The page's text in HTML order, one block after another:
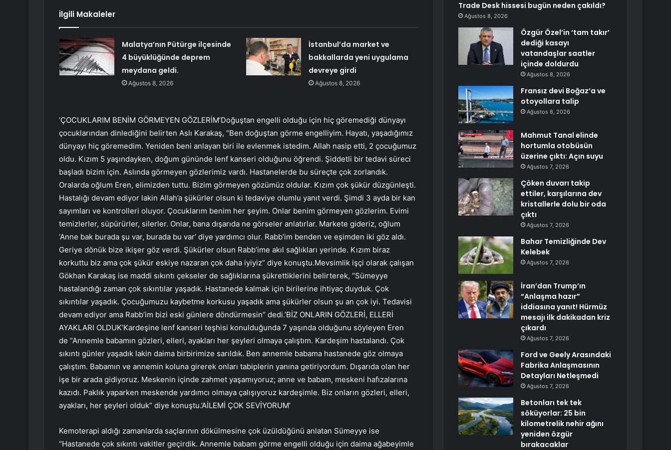
İlgili Makaleler
Malatya’nın Pütürge ilçesinde
4 büyüklüğünde deprem
meydana geldi.
Ağustos 8, 2026
İstanbul’da market ve
bakkallarda yeni uygulama
devreye girdi
Ağustos 8, 2026
‘ÇOCUKLARIM BENİM GÖRMEYEN GÖZLERİM’Doğuştan engelli olduğu için hiç göremediği dünyayı
çocuklarından dinlediğini belirten Aslı Karakaş, “Ben doğuştan görme engelliyim. Hayatı, yaşadığımız
dünyayı hiç göremedim. Yeniden beni anlayan biri ile evlenmek istedim. Allah nasip etti, 2 çocuğumuz
oldu. Kızım 5 yaşındayken, doğum gününde lenf kanseri olduğunu öğrendi. Şiddetli bir tedavi süreci
başladı bizim için. Aslında görmeyen gözlerimiz vardı. Hastanelerde bu süreçte çok zorlandık.
Oralarda oğlum Eren, elimizden tuttu. Bizim görmeyen gözümüz oldular. Kızım çok şükür düzgünleşti.
Hastalığı devam ediyor lakin Allah’a şükürler olsun ki tedaviye olumlu yanıt verdi. Şimdi 3 ayda bir kan
sayımları ve kontrolleri oluyor. Çocuklarım benim her şeyim. Onlar benim görmeyen gözlerim. Evimi
temizlerler, süpürürler, silerler. Onlar, bana dışarıda ne görseler anlatırlar. Markete gideriz, oğlum
‘Anne bak burada şu var, burada bu var’ diye yardımcı olur. Rabb’im benden ve eşimden iki göz aldı.
Geriye dönük bize ikişer göz verdi. Şükürler olsun Rabb’ime akıl sağlıkları yerinde. Kızım biraz
korkuttu biz ama çok şükür eskiye nazaran çok daha iyiyiz” diye konuştu.Mevsimlik işçi olarak çalışan
Gökhan Karakaş ise maddi sıkıntı çekseler de sağlıklarına şükrettiklerini belirterek, “Sümeyye
hastalandığı zaman çok sıkıntılar yaşadık. Hastanede kalmak için birilerine ihtiyaç duyduk. Çok
sıkıntılar yaşadık. Çocuğumuzu kaybetme korkusu yaşadık ama şükürler olsun şu an çok iyi. Tedavisi
devam ediyor ama Rabb’im bizi eski günlere döndürmesin” dedi.’BİZ ONLARIN GÖZLERİ, ELLERİ
AYAKLARI OLDUK’Kardeşine lenf kanseri teşhisi konulduğunda 7 yaşında olduğunu söyleyen Eren
de “Annemle babamın gözleri, elleri, ayakları her şeyleri olmaya çalıştım. Kardeşim hastalandı. Çok
sıkıntı günler yaşadık lakin daima birbirimize sarıldık. Ben annemle babama hastanede göz olmaya
çalıştım. Babamın ve annemin koluna girerek onları tabiplerin yanına getiriyordum. Dışarıda olan her
işe bir arada gidiyoruz. Meskenin içinde zahmet yaşamıyoruz; anne ve babam, meskeni hafızalarına
kazıdı. Paklık yaparken meskende yardımcı olmaya çalışıyoruz kardeşimle. Biz onların gözleri, elleri,
ayakları, her şeyleri olduk” diye konuştu.’AİLEMİ ÇOK SEVİYORUM’
Kemoterapi aldığı zamanlarda saçlarının dökülmesine çok üzüldüğünü anlatan Sümeyye ise
“Hastanede çok sıkıntı vakitler geçirdik. Annemle babam görme engelli olduğu için daima ağabeyimle
Trade Desk hissesi bugün neden çakıldı?
Ağustos 8, 2026
Özgür Özel’in ‘tam takır’
dediği kasayı
vatandaşlar saatler
içinde doldurdu
Ağustos 8, 2026
Fransız devi Boğaz’a ve
otoyollara talip
Ağustos 8, 2026
Mahmut Tanal elinde
hortumla otobüsün
üzerine çıktı: Açın suyu
Ağustos 7, 2026
Çöken duvarı takip
ettiler, karşılarına dev
kristallerle dolu bir oda
çıktı
Ağustos 7, 2026
Bahar Temizliğinde Dev
Kelebek
Ağustos 7, 2026
İran’dan Trump’ın
“Anlaşma hazır”
iddiasına yanıt! Hürmüz
mesajı ilk dakikadan kriz
çıkardı
Ağustos 7, 2026
Ford ve Geely Arasındaki
Fabrika Anlaşmasının
Detayları Netleşmedi
Ağustos 7, 2026
Betonları tek tek
söküyorlar: 25 bin
kilometrelik nehir ağını
yeniden özgür
bırakacaklar